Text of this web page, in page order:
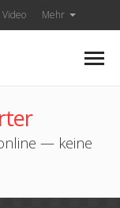
Video Mehr
— keine